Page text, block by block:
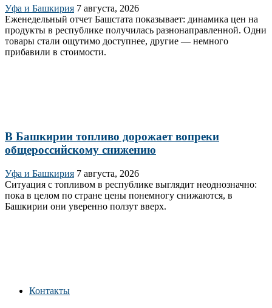
Уфа и Башкирия 7 августа, 2026
Еженедельный отчет Башстата показывает: динамика цен на
продукты в республике получилась разнонаправленной. Одни
товары стали ощутимо доступнее, другие — немного
прибавили в стоимости.
В Башкирии топливо дорожает вопреки
общероссийскому снижению
Уфа и Башкирия 7 августа, 2026
Ситуация с топливом в республике выглядит неоднозначно:
пока в целом по стране цены понемногу снижаются, в
Башкирии они уверенно ползут вверх.
Контакты